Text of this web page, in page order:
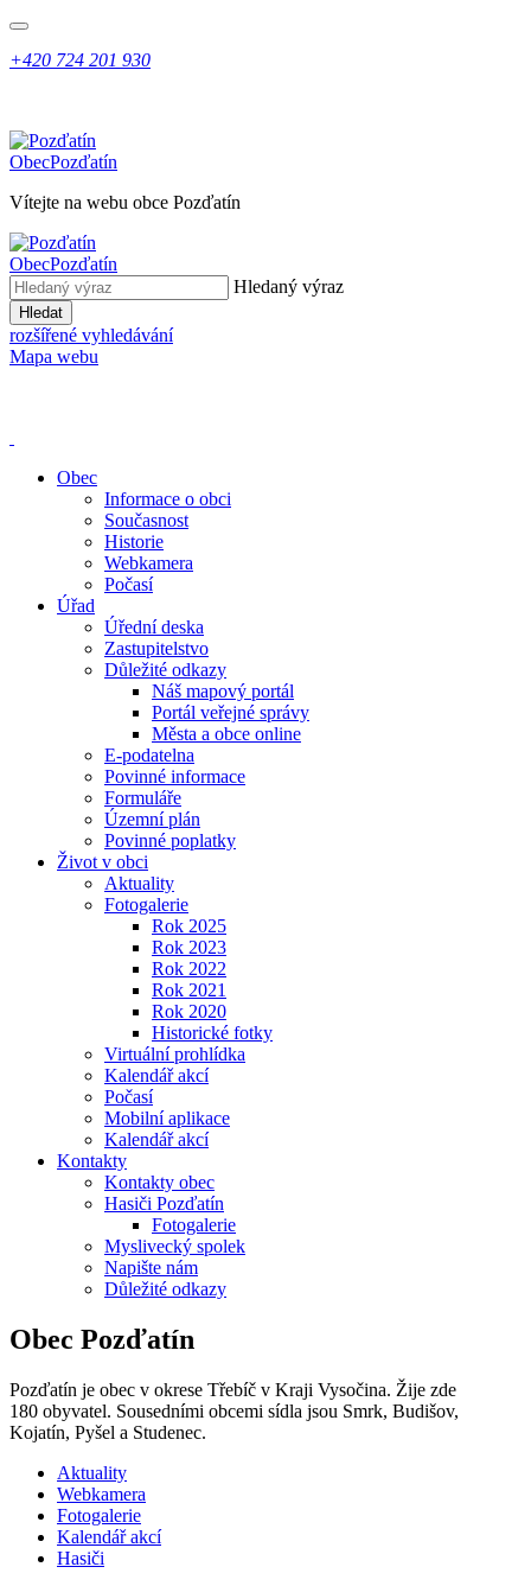
+420 724 201 930
ObecPozďatín
Vítejte na webu obce Pozďatín
ObecPozďatín
Hledaný výraz
Hledat
rozšířené vyhledávání
Mapa webu
Obec
Informace o obci
Současnost
Historie
Webkamera
Počasí
Úřad
Úřední deska
Zastupitelstvo
Důležité odkazy
Náš mapový portál
Portál veřejné správy
Města a obce online
E-podatelna
Povinné informace
Formuláře
Územní plán
Povinné poplatky
Život v obci
Aktuality
Fotogalerie
Rok 2025
Rok 2023
Rok 2022
Rok 2021
Rok 2020
Historické fotky
Virtuální prohlídka
Kalendář akcí
Počasí
Mobilní aplikace
Kalendář akcí
Kontakty
Kontakty obec
Hasiči Pozďatín
Fotogalerie
Myslivecký spolek
Napište nám
Důležité odkazy
Obec Pozďatín
Pozďatín je obec v okrese Třebíč v Kraji Vysočina. Žije zde
180 obyvatel. Sousedními obcemi sídla jsou Smrk, Budišov,
Kojatín, Pyšel a Studenec.
Aktuality
Webkamera
Fotogalerie
Kalendář akcí
Hasiči